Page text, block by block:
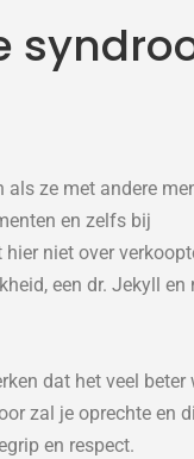
ze met andere
en zelfs bij
niet over
een dr. Jekyll en
dat het veel beter
zal je oprechte en
en respect.